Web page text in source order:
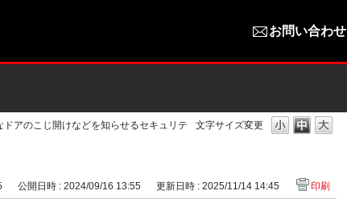
お問い合わせ
文字サイズ変更
ドアのこじ開けなどを知らせるセキュリテ
公開日時 : 2024/09/16 13:55 更新日時 : 2025/11/14 14:45 印刷